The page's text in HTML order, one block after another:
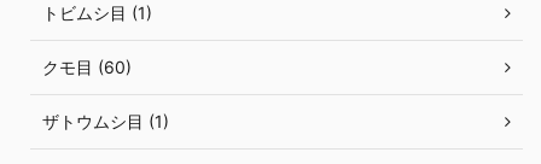
トビムシ目 (1)
クモ目 (60)
ザトウムシ目 (1)